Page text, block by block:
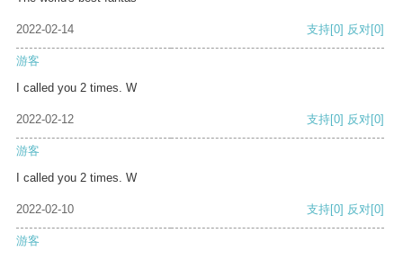
2022-02-14 支持[0] 反对[0]
游客
I called you 2 times. W
2022-02-12 支持[0] 反对[0]
游客
I called you 2 times. W
2022-02-10 支持[0] 反对[0]
游客